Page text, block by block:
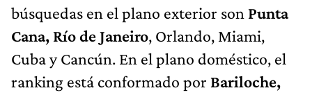
búsquedas en el plano exterior son Punta
Cana, Río de Janeiro, Orlando, Miami,
Cuba y Cancún. En el plano doméstico, el
ranking está conformado por Bariloche,